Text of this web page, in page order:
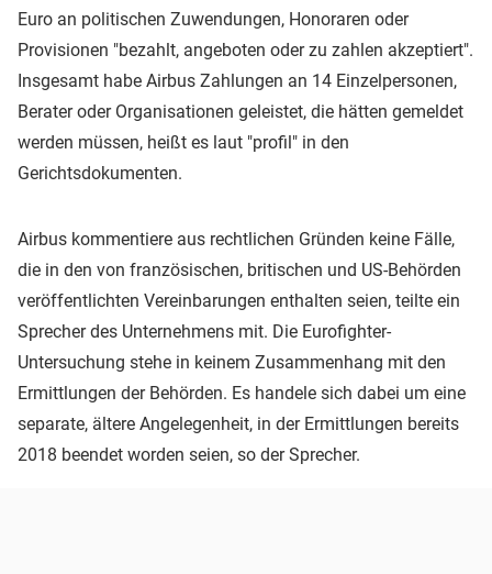
Euro an politischen Zuwendungen, Honoraren oder
Provisionen "bezahlt, angeboten oder zu zahlen akzeptiert".
Insgesamt habe Airbus Zahlungen an 14 Einzelpersonen,
Berater oder Organisationen geleistet, die hätten gemeldet
werden müssen, heißt es laut "profil" in den
Gerichtsdokumenten.
Airbus kommentiere aus rechtlichen Gründen keine Fälle,
die in den von französischen, britischen und US-Behörden
veröffentlichten Vereinbarungen enthalten seien, teilte ein
Sprecher des Unternehmens mit. Die Eurofighter-
Untersuchung stehe in keinem Zusammenhang mit den
Ermittlungen der Behörden. Es handele sich dabei um eine
separate, ältere Angelegenheit, in der Ermittlungen bereits
2018 beendet worden seien, so der Sprecher.